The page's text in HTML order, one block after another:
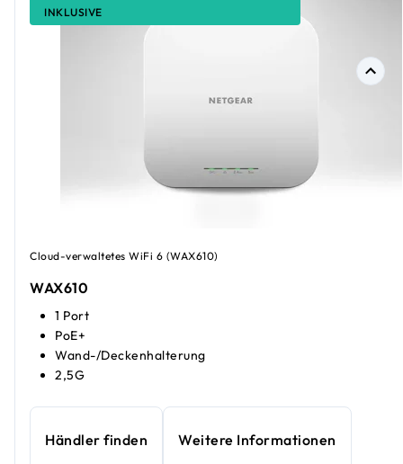
INKLUSIVE
Cloud-verwaltetes WiFi 6 (WAX610)
WAX610
1 Port
PoE+
Wand-/Deckenhalterung
2,5G
Händler finden Weitere Informationen